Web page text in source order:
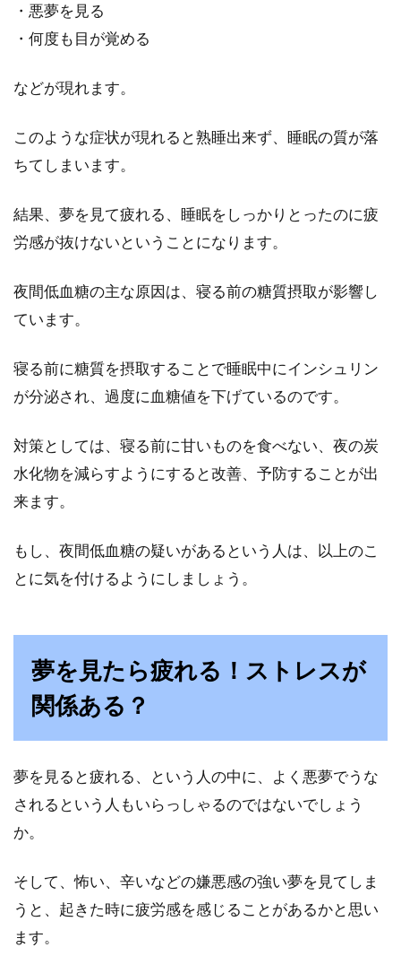
・悪夢を見る
・何度も目が覚める
などが現れます。
このような症状が現れると熟睡出来ず、睡眠の質が落
ちてしまいます。
結果、夢を見て疲れる、睡眠をしっかりとったのに疲
労感が抜けないということになります。
夜間低血糖の主な原因は、寝る前の糖質摂取が影響し
ています。
寝る前に糖質を摂取することで睡眠中にインシュリン
が分泌され、過度に血糖値を下げているのです。
対策としては、寝る前に甘いものを食べない、夜の炭
水化物を減らすようにすると改善、予防することが出
来ます。
もし、夜間低血糖の疑いがあるという人は、以上のこ
とに気を付けるようにしましょう。
夢を見たら疲れる！ストレスが
関係ある？
夢を見ると疲れる、という人の中に、よく悪夢でうな
されるという人もいらっしゃるのではないでしょう
か。
そして、怖い、辛いなどの嫌悪感の強い夢を見てしま
うと、起きた時に疲労感を感じることがあるかと思い
ます。